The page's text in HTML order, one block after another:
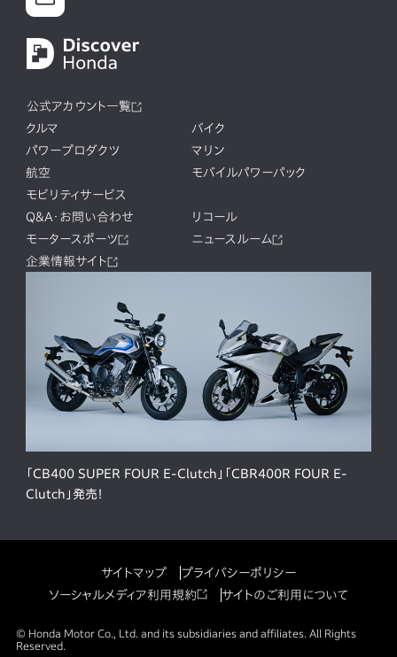
公式アカウント一覧
クルマ
バイク
パワープロダクツ
マリン
航空
モバイルパワーパック
モビリティサービス
Q&A・お問い合わせ
リコール
モータースポーツ
ニュースルーム
企業情報サイト
「CB400 SUPER FOUR E-Clutch」「CBR400R FOUR E-
Clutch」発売！
サイトマップ
プライバシーポリシー
ソーシャルメディア利用規約
サイトのご利用について
© Honda Motor Co., Ltd. and its subsidiaries and affiliates. All Rights
Reserved.